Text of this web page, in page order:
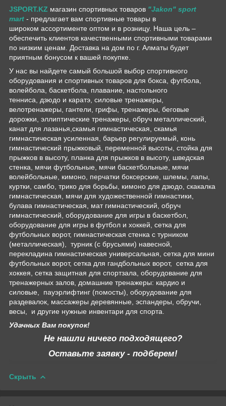
JSPORT.KZ магазин спортивных товаров "Jakon" sport
mart - предлагает вам спортивные товары в
широком ассортименте оптом и в розницу. Наша цель –
обеспечить клиентов качественными спортивными товарами
по низким ценам. Доставка на дом по г. Алматы будет
приятным бонусом к вашей покупке.
У нас вы найдете самый большой выбор спортивного
оборудования и спортивных товаров для бокса, футбола,
волейбола, баскетбола, плавание, настольного
тенниса, дзюдо и каратэ, силовые тренажеры,
велотренажеры, гантели, грифы, тренажеры, беговые
дорожки, эллиптические тренажеры, обруч металлический,
канат для лазанья,скамья гимнастическая, скамья
гимнастическая усиленная, барьер регулируемый, конь
гимнастический прыжковый, переменной высоты, стойка для
прыжков в высоту, планка для прыжков в высоту, шведская
стенка, мячи футбольные, мячи баскетбольные, мячи
волейбольные, кимоно, перчатки боксерские, шлемы, лапы,
куртки, самбо, трико для борьбы, кимоно для дзюдо, скакалка
гимнастическая, мячи для художественной гимнастики,
булава гимнастическая, мат гимнастический, обруч
гимнастический, оборудование для игры в баскетбол,
оборудование для игры в футбол и хоккей, сетка для
футбольных ворот, гимнастическая стенка с турником
(металлическая), турник (с брусьями) навесной,
перекладина гимнастическая универсальная, сетка для мини
футбольных ворот, сетка для гандбольных ворот, сетка для
хоккея, сетка защитная для спортзала, оборудование для
тренажерных залов, домашние тренажеры: кардио и
силовые, пауэрлифтинг (помосты), оборудование для
раздевалок, массажеры деревянные, эспандеры, обручи,
весы, и другие нужные инвентари для спорта.
Удачных Вам покупок!
Не нашли ничего подходящего?
Оставьте заявку - подберем!
Скрыть